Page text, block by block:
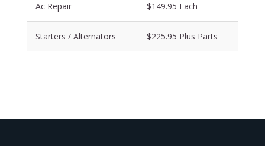
Ac Repair $149.95 Each
Starters / Alternators $225.95 Plus Parts